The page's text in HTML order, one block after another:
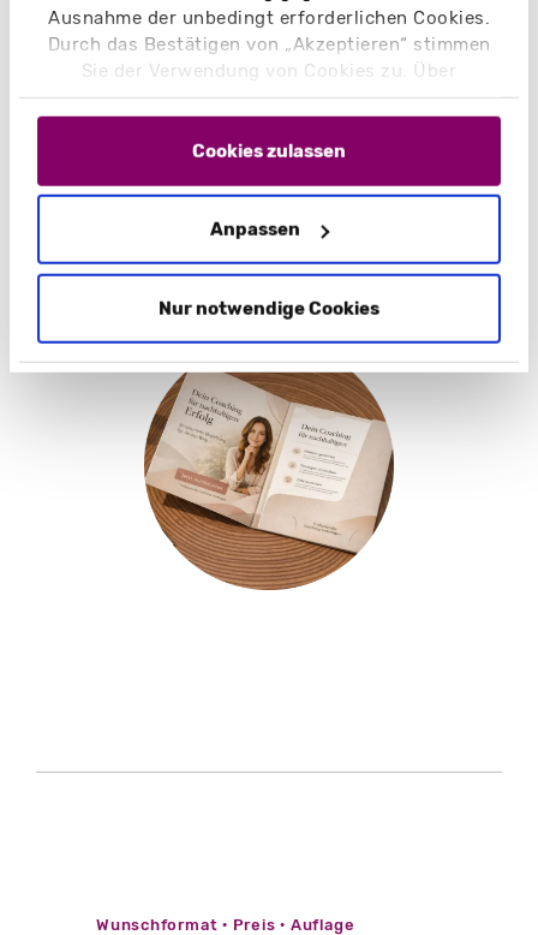
Ausnahme der unbedingt erforderlichen Cookies.
Durch das Bestätigen von „Akzeptieren“ stimmen
Sie der Verwendung von Cookies zu. Über
„Einstellungen“ können Sie auswählen, welche
Cookies Sie zulassen. Hier finden Sie unser
und unsereDatenschutzerklärung
Cookies zulassen
Anpassen
Nur notwendige Cookies
Spielzeug
Coaching
Wunschformat · Preis · Auflage